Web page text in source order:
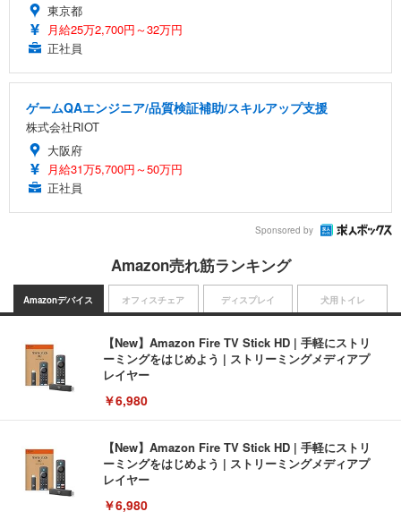
東京都
月給25万2,700円～32万円
正社員
ゲームQAエンジニア/品質検証補助/スキルアップ支援
株式会社RIOT
大阪府
月給31万5,700円～50万円
正社員
Sponsored by
Amazon売れ筋ランキング
Amazonデバイス
【New】Amazon Fire TV Stick HD | 手軽にストリ
ーミングをはじめよう | ストリーミングメディアプ
レイヤー
￥6,980
【New】Amazon Fire TV Stick HD | 手軽にストリ
ーミングをはじめよう | ストリーミングメディアプ
レイヤー
￥6,980
オフィスチェア ディスプレイ 犬用トイレ